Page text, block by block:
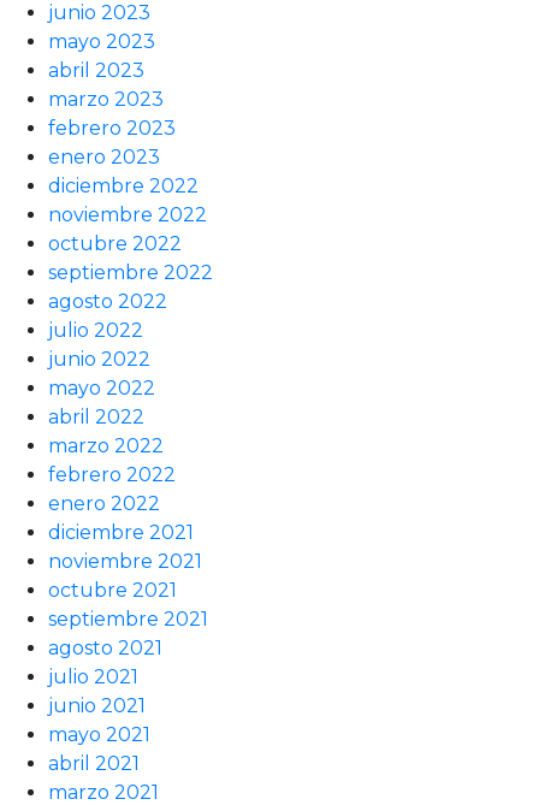
junio 2023
mayo 2023
abril 2023
marzo 2023
febrero 2023
enero 2023
diciembre 2022
noviembre 2022
octubre 2022
septiembre 2022
agosto 2022
julio 2022
junio 2022
mayo 2022
abril 2022
marzo 2022
febrero 2022
enero 2022
diciembre 2021
noviembre 2021
octubre 2021
septiembre 2021
agosto 2021
julio 2021
junio 2021
mayo 2021
abril 2021
marzo 2021